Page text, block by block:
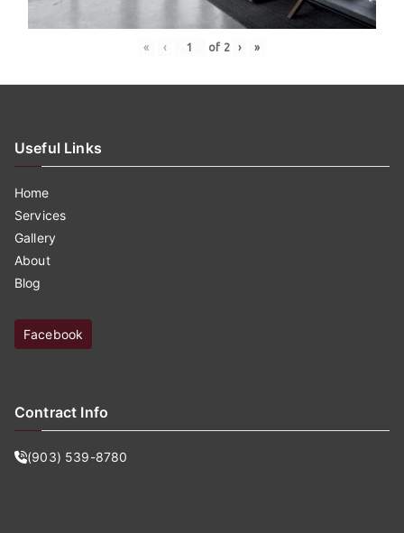
« ‹ of 2 › »
Useful Links
Home
Services
Gallery
About
Blog
Facebook
Contract Info
(903) 539-8780